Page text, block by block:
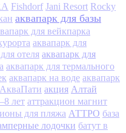
Fishdorf Jani Resort Rocky
аквапарк для базы
для вейкпарка
аквапарк для
отеля аквапарк для
аквапарк для термального
аквапарк на воде аквапарк
АкваПати акция Алтай
лет аттракцион магнит
для пляжа АТТРО база
лодочки батут в